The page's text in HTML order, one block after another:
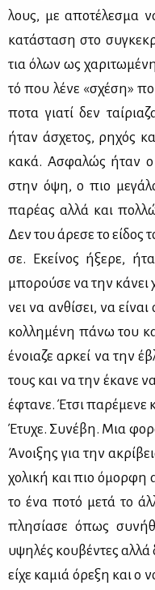
λους, με απο­τέ­λε­σμα
κα­τά­στα­ση στο
τια όλων ως
τό που λέ­νε «σχέ­ση»
πο­τα για­τί δεν
ήταν άσχε­τος, ρη­χός
κα­κά. Ασφα­λώς ήταν ο
στην όψη, ο πιο
πα­ρέ­ας αλ­λά και
Δεν του άρε­σε το
σε. Εκεί­νος ήξε­ρε,
μπο­ρού­σε να την
νει να αν­θί­σει, να
κολ­λη­μέ­νη πά­νω του
ένοια­ζε αρ­κεί να την
τους και να την έκα­νε
έφτα­νε. Έτσι πα­ρέ­με­νε
Έτυ­χε. Συ­νέ­βη. Μια
Άνοι­ξης για την
χο­λι­κή και πιο
το ένα πο­τό με­τά το
πλη­σί­α­σε όπως
υψη­λές κου­βέ­ντες αλ­λά
εί­χε κα­μιά όρε­ξη και ο